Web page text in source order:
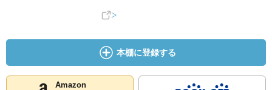
本棚に登録する
Amazon